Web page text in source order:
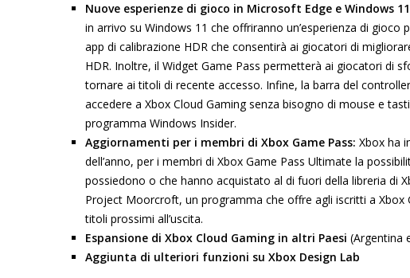
Nuove esperienze di gioco in Microsoft Edge e Windows 11
in arrivo su Windows 11 che offriranno un’esperienza di
app di calibrazione HDR che consentirà ai giocatori di
HDR. Inoltre, il Widget Game Pass permetterà ai giocatori di
tornare ai titoli di recente accesso. Infine, la barra del
accedere a Xbox Cloud Gaming senza bisogno di mouse e
programma Windows Insider.
Aggiornamenti per i membri di Xbox Game Pass: Xbox ha
dell’anno, per i membri di Xbox Game Pass Ultimate la
possiedono o che hanno acquistato al di fuori della libreria di
Project Moorcroft, un programma che offre agli iscritti a
titoli prossimi all’uscita.
Espansione di Xbox Cloud Gaming in altri Paesi (Argentina
Aggiunta di ulteriori funzioni su Xbox Design Lab